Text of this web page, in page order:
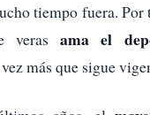
tiempo fuera. Por
veras ama el
más que sigue